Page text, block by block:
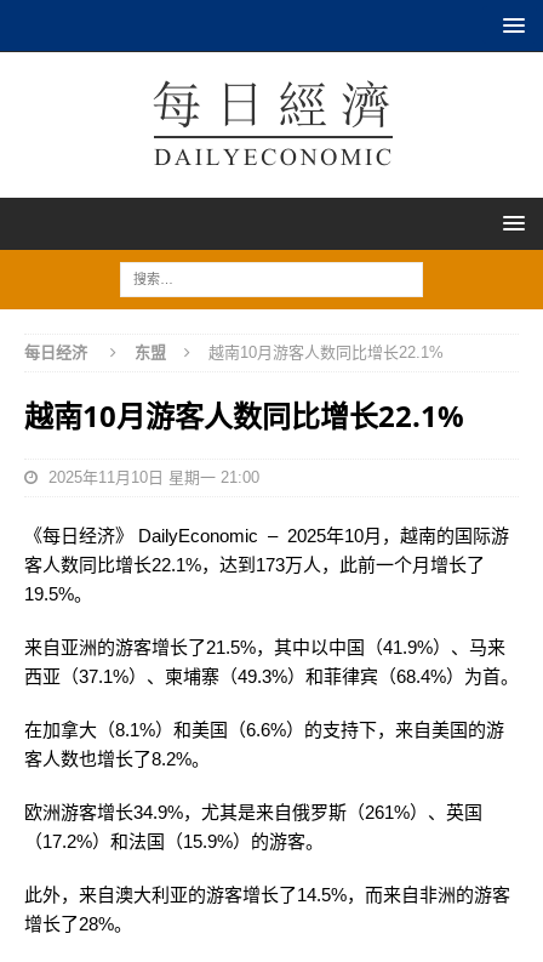
每日经济 东盟 越南10月游客人数同比增长22.1%
越南10月游客人数同比增长22.1%
2025年11月10日 星期一 21:00
《每日经济》 DailyEconomic – 2025年10月，越南的国际游
客人数同比增长22.1%，达到173万人，此前一个月增长了
19.5%。
来自亚洲的游客增长了21.5%，其中以中国（41.9%）、马来
西亚（37.1%）、柬埔寨（49.3%）和菲律宾（68.4%）为首。
在加拿大（8.1%）和美国（6.6%）的支持下，来自美国的游
客人数也增长了8.2%。
欧洲游客增长34.9%，尤其是来自俄罗斯（261%）、英国
（17.2%）和法国（15.9%）的游客。
此外，来自澳大利亚的游客增长了14.5%，而来自非洲的游客
增长了28%。